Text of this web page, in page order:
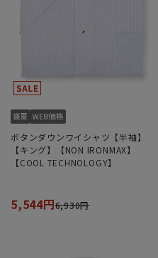
ボタンダウンワイシャツ【半袖】
【キング】【NON IRONMAX】
【COOL TECHNOLOGY】
5,544円6,930円